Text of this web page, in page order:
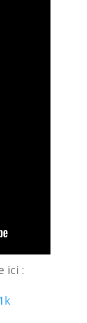
ici :